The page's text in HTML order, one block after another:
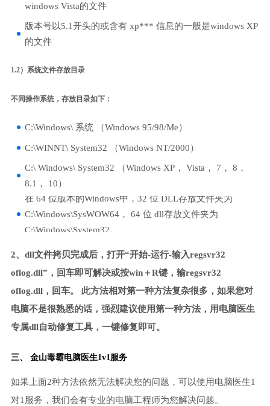
windows Vista的文件
版本号以5.1开头的或含有 xp*** 信息的一般是windows XP
的文件
1.2）系统文件存放目录
不同操作系统，存放目录如下：
C:\Windows\ 系统 （Windows 95/98/Me）
C:\WINNT\ System32 （Windows NT/2000）
C:\ Windows\ System32 （Windows XP， Vista， 7， 8，
8.1， 10）
在 64 位版本的Windows中，32 位 DLL存放文件夹为
C:\Windows\SysWOW64， 64 位 dll存放文件夹为
C:\Windows\System32。
2、dll文件拷贝完成后，打开“开始-运行-输入regsvr32
oflog.dll”，回车即可解决或按win＋R键，输regsvr32
oflog.dll，回车。 此方法相对第一种方法复杂很多，如果您对
电脑不是很熟悉的话，强烈建议使用第一种方法，用电脑医生
专属dll自动修复工具，一键修复即可。
三、 金山毒霸电脑医生1v1服务
如果上面2种方法依然无法解决您的问题，可以使用电脑医生1
对1服务，我们会有专业的电脑工程师为您解决问题。